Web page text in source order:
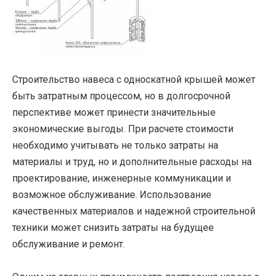
Строительство навеса с односкатной крышей может
быть затратным процессом, но в долгосрочной
перспективе может принести значительные
экономические выгоды. При расчете стоимости
необходимо учитывать не только затраты на
материалы и труд, но и дополнительные расходы на
проектирование, инженерные коммуникации и
возможное обслуживание. Использование
качественных материалов и надежной строительной
техники может снизить затраты на будущее
обслуживание и ремонт.